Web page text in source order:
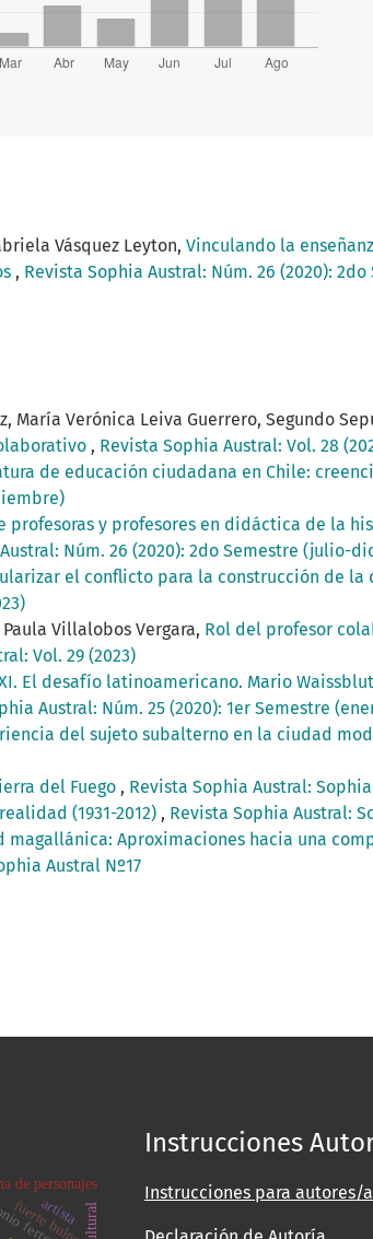
Vásquez Leyton, Vinculando la
, Revista Sophia Austral: Núm. 26 (2020):
María Verónica Leiva Guerrero, Segundo
, Revista Sophia Austral: Vol. 28
de educación ciudadana en Chile:
profesoras y profesores en didáctica de la
Núm. 26 (2020): 2do Semestre (julio-
el conflicto para la construcción de la
Villalobos Vergara, Rol del profesor
Vol. 29 (2023)
El desafío latinoamericano. Mario
Austral: Núm. 25 (2020): 1er Semestre
del sujeto subalterno en la ciudad
del Fuego , Revista Sophia Austral:
(1931-2012) , Revista Sophia Austral:
Aproximaciones hacia una
Austral Nº17
de personajes
fuerte bulnes
artista
Instrucciones
Instrucciones para autores/